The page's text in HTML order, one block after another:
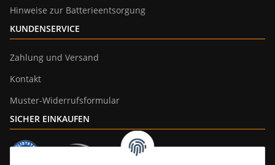
Hinweise zur Batterieentsorgung
KUNDENSERVICE
Zahlung und Versand
Kontakt
Muster-Widerrufsformular
SICHER EINKAUFEN